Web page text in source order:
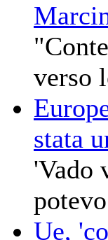
verso
stata
'Vado
Ue,